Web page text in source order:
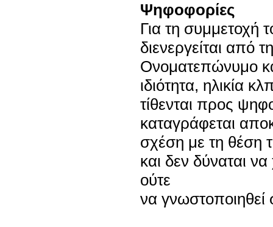
Ψηφοφορίες
Για τη συμμετοχή
διενεργείται από
Ονοματεπώνυμο
ιδιότητα, ηλικία
τίθενται προς
καταγράφεται
σχέση με τη θέση
και δεν δύναται
ούτε
να γνωστοποιηθεί